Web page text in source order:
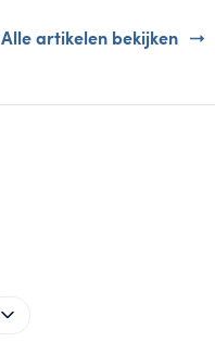
Alle artikelen bekijken